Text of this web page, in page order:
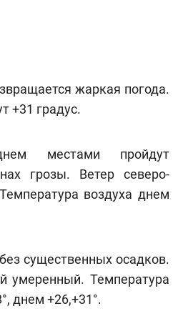
жаркая погода.
+31 градус.
местами пройдут
грозы. Ветер северо-
воздуха днем
существенных осадков.
умеренный. Температура
днем +26,+31°.